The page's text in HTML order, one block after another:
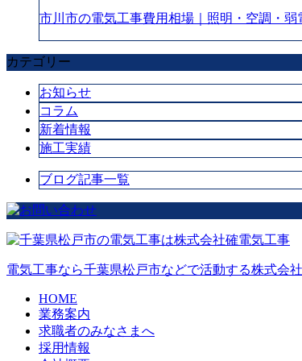
市川市の電気工事費用相場｜照明・空調・弱
カテゴリー
お知らせ
コラム
新着情報
施工実績
ブログ記事一覧
電気工事なら千葉県松戸市などで活動する株式会
HOME
業務案内
求職者のみなさまへ
採用情報